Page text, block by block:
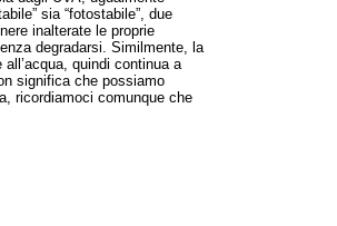
sia “fotostabile”, due
inalterate le proprie
degradarsi. Similmente, la
quindi continua a
significa che possiamo
ricordiamoci comunque che